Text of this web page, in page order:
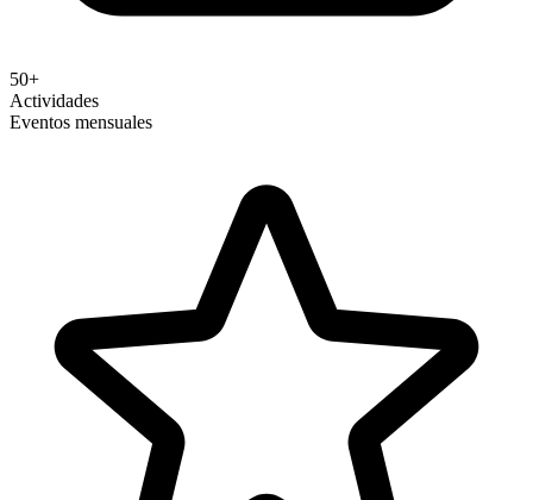
50+
Actividades
Eventos mensuales